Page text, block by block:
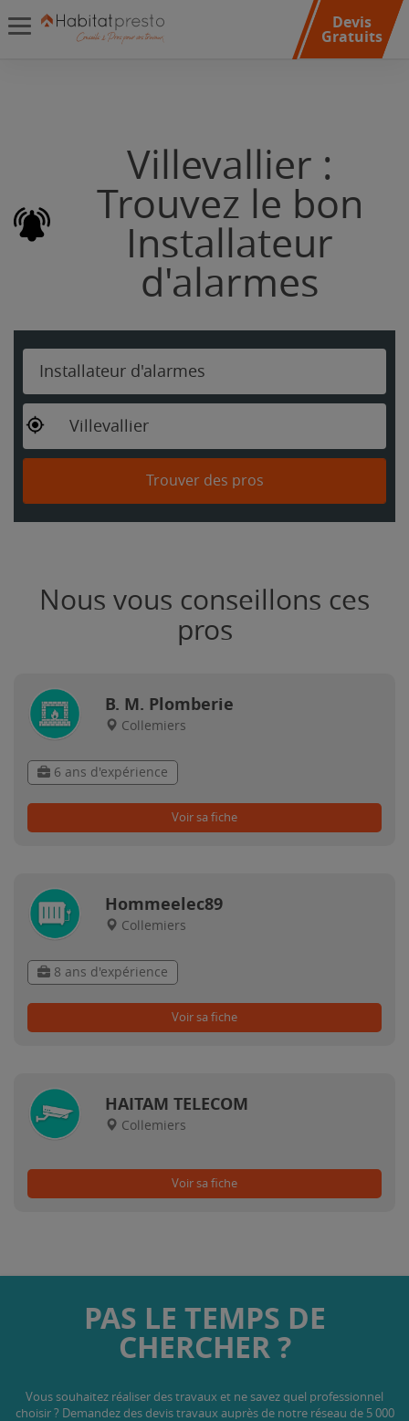
Devis
Gratuits
Villevallier :
Trouvez le bon
Installateur
d'alarmes
Installateur d'alarmes
Villevallier
Trouver des pros
Nous vous conseillons ces
pros
B. M. Plomberie
Collemiers
6 ans d'expérience
Voir sa fiche
Hommeelec89
Collemiers
8 ans d'expérience
Voir sa fiche
HAITAM TELECOM
Collemiers
Voir sa fiche
PAS LE TEMPS DE
CHERCHER ?
Vous souhaitez réaliser des travaux et ne savez quel professionnel
choisir ? Demandez des devis travaux auprès de notre réseau de 5 000